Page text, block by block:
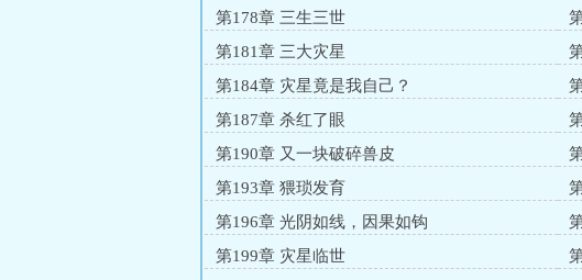
第178章 三生三世
第181章 三大灾星
第184章 灾星竟是我自己？
第187章 杀红了眼
第190章 又一块破碎兽皮
第193章 猥琐发育
第196章 光阴如线，因果如钩
第199章 灾星临世